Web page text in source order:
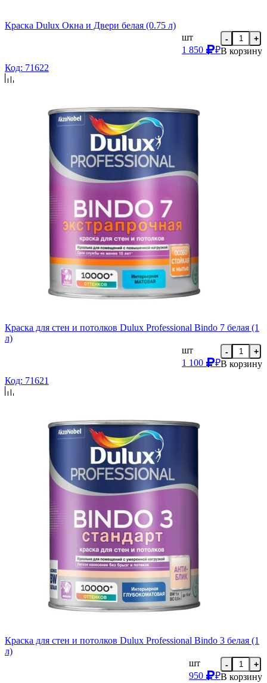
Краска Dulux Окна и Двери белая (0.75 л)
шт
1 850
₽
- +
В корзину
Код: 71622
Краска для стен и потолков Dulux Professional Bindo 7 белая (1
л)
шт
1 100
₽
- +
В корзину
Код: 71621
Краска для стен и потолков Dulux Professional Bindo 3 белая (1
л)
шт
950
₽
- +
В корзину